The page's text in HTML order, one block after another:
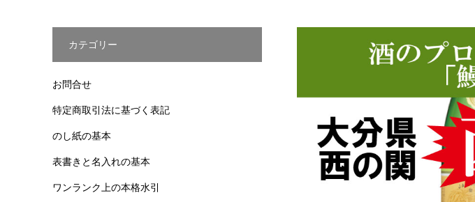
カテゴリー
お問合せ
特定商取引法に基づく表記
のし紙の基本
表書きと名入れの基本
ワンランク上の本格水引